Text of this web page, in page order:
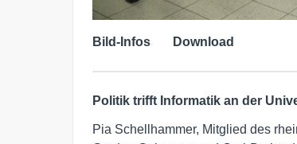
Bild-Infos Download
Politik trifft Informatik an der
Pia Schellhammer, Mitglied des